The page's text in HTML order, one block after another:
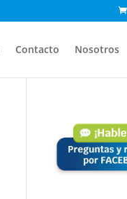
Contacto Nosotros